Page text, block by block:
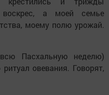
воскрес, а моей семье
моему полю урожай.
Пасхальную неделю)
овевания. Говорят,